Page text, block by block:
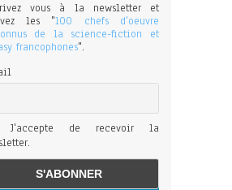
vous à la newsletter et
les "100 chefs d'oeuvre
de la science-fiction et
francophones".
J'accepte de recevoir la